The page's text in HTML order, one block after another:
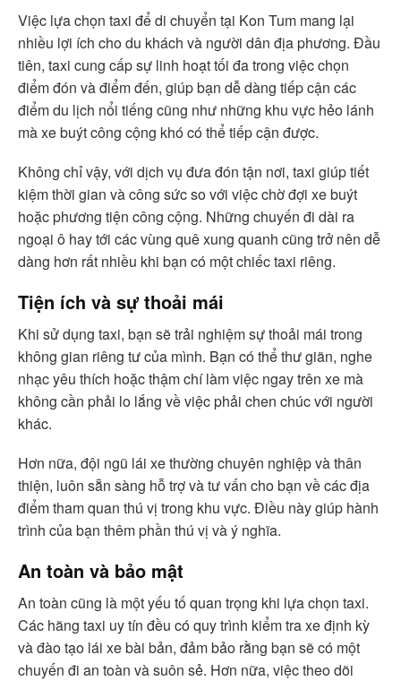
Việc lựa chọn taxi để di chuyển tại Kon Tum mang lại
nhiều lợi ích cho du khách và người dân địa phương. Đầu
tiên, taxi cung cấp sự linh hoạt tối đa trong việc chọn
điểm đón và điểm đến, giúp bạn dễ dàng tiếp cận các
điểm du lịch nổi tiếng cũng như những khu vực hẻo lánh
mà xe buýt công cộng khó có thể tiếp cận được.
Không chỉ vậy, với dịch vụ đưa đón tận nơi, taxi giúp tiết
kiệm thời gian và công sức so với việc chờ đợi xe buýt
hoặc phương tiện công cộng. Những chuyến đi dài ra
ngoại ô hay tới các vùng quê xung quanh cũng trở nên dễ
dàng hơn rất nhiều khi bạn có một chiếc taxi riêng.
Tiện ích và sự thoải mái
Khi sử dụng taxi, bạn sẽ trải nghiệm sự thoải mái trong
không gian riêng tư của mình. Bạn có thể thư giãn, nghe
nhạc yêu thích hoặc thậm chí làm việc ngay trên xe mà
không cần phải lo lắng về việc phải chen chúc với người
khác.
Hơn nữa, đội ngũ lái xe thường chuyên nghiệp và thân
thiện, luôn sẵn sàng hỗ trợ và tư vấn cho bạn về các địa
điểm tham quan thú vị trong khu vực. Điều này giúp hành
trình của bạn thêm phần thú vị và ý nghĩa.
An toàn và bảo mật
An toàn cũng là một yếu tố quan trọng khi lựa chọn taxi.
Các hãng taxi uy tín đều có quy trình kiểm tra xe định kỳ
và đào tạo lái xe bài bản, đảm bảo rằng bạn sẽ có một
chuyến đi an toàn và suôn sẻ. Hơn nữa, việc theo dõi